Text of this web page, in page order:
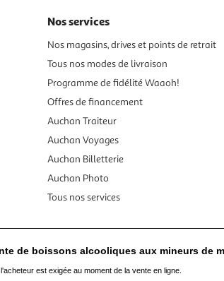
Nos services
Nos magasins, drives et points de retrait
Tous nos modes de livraison
Programme de fidélité Waaoh!
Offres de financement
Auchan Traiteur
Auchan Voyages
Auchan Billetterie
Auchan Photo
Tous nos services
de boissons alcooliques aux mineurs de
est exigée au moment de la vente en ligne.